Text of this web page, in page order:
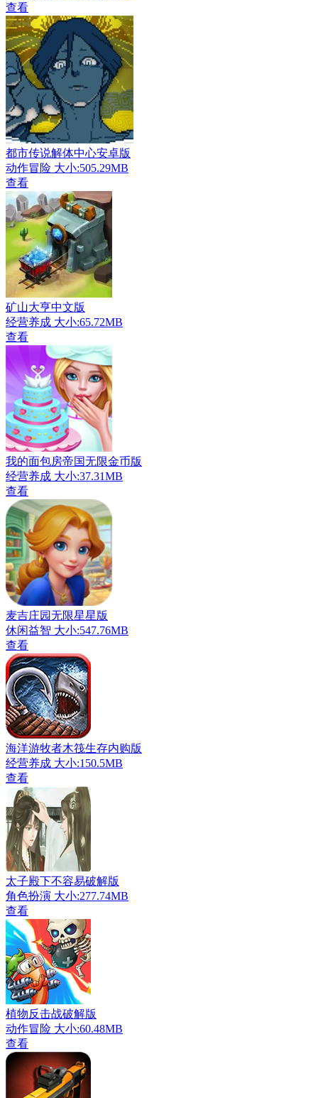
查看
都市传说解体中心安卓版
动作冒险 大小:505.29MB
查看
矿山大亨中文版
经营养成 大小:65.72MB
查看
我的面包房帝国无限金币版
经营养成 大小:37.31MB
查看
麦吉庄园无限星星版
休闲益智 大小:547.76MB
查看
海洋游牧者木筏生存内购版
经营养成 大小:150.5MB
查看
太子殿下不容易破解版
角色扮演 大小:277.74MB
查看
植物反击战破解版
动作冒险 大小:60.48MB
查看